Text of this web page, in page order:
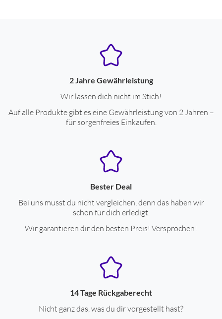
2 Jahre Gewährleistung
Wir lassen dich nicht im Stich!
Auf alle Produkte gibt es eine Gewährleistung von 2 Jahren –
für sorgenfreies Einkaufen.
Bester Deal
Bei uns musst du nicht vergleichen, denn das haben wir
schon für dich erledigt.
Wir garantieren dir den besten Preis! Versprochen!
14 Tage Rückgaberecht
Nicht ganz das, was du dir vorgestellt hast?